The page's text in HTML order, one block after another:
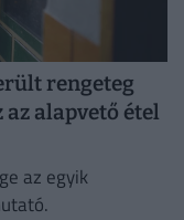
rengeteg
alapvető étel
az egyik